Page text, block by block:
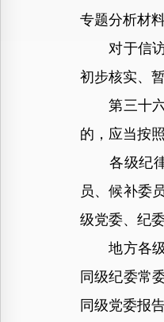
专题分析材
对于信访
初步核实、
第三十六
的，应当按
各级纪律
员、候补委
级党委、纪
地方各级
同级纪委常
同级党委报